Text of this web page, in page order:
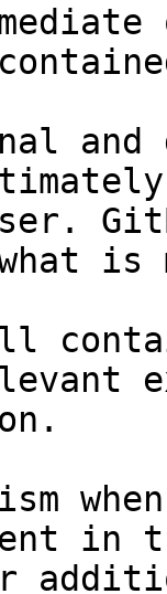
and
what
in